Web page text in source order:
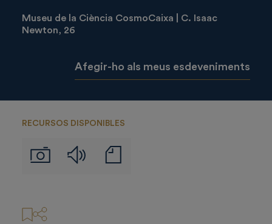
Museu de la Ciència CosmoCaixa | C. Isaac
Newton, 26
Afegir-ho als meus esdeveniments
RECURSOS DISPONIBLES
ImágenesAudios
de